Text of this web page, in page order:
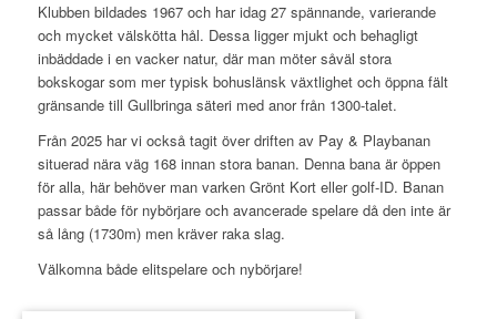
Klubben bildades 1967 och har idag 27 spännande, varierande
och mycket välskötta hål. Dessa ligger mjukt och behagligt
inbäddade i en vacker natur, där man möter såväl stora
bokskogar som mer typisk bohuslänsk växtlighet och öppna fält
gränsande till Gullbringa säteri med anor från 1300-talet.
Från 2025 har vi också tagit över driften av Pay & Playbanan
situerad nära väg 168 innan stora banan. Denna bana är öppen
för alla, här behöver man varken Grönt Kort eller golf-ID. Banan
passar både för nybörjare och avancerade spelare då den inte är
så lång (1730m) men kräver raka slag.
Välkomna både elitspelare och nybörjare!